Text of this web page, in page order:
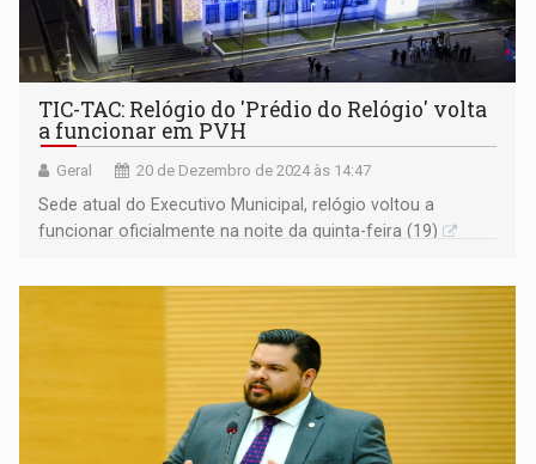
TIC-TAC: Relógio do 'Prédio do Relógio' volta
a funcionar em PVH
Geral 20 de Dezembro de 2024 às 14:47
Sede atual do Executivo Municipal, relógio voltou a
funcionar oficialmente na noite da quinta-feira (19)